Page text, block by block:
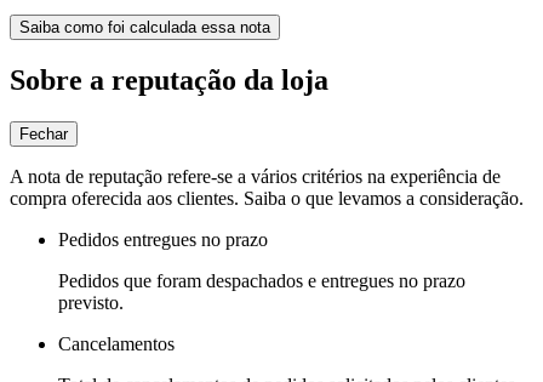
Saiba como foi calculada essa nota
Sobre a reputação da loja
Fechar
A nota de reputação refere-se a vários critérios na experiência de
compra oferecida aos clientes. Saiba o que levamos a consideração.
Pedidos entregues no prazo
Pedidos que foram despachados e entregues no prazo
previsto.
Cancelamentos